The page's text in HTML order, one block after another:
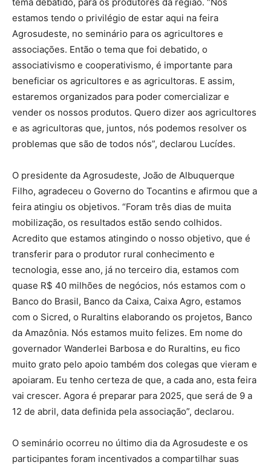
estamos tendo o privilégio de estar aqui na feira
Agrosudeste, no seminário para os agricultores e
associações. Então o tema que foi debatido, o
associativismo e cooperativismo, é importante para
beneficiar os agricultores e as agricultoras. E assim,
estaremos organizados para poder comercializar e
vender os nossos produtos. Quero dizer aos agricultores
e as agricultoras que, juntos, nós podemos resolver os
problemas que são de todos nós”, declarou Lucídes.
O presidente da Agrosudeste, João de Albuquerque
Filho, agradeceu o Governo do Tocantins e afirmou que a
feira atingiu os objetivos. “Foram três dias de muita
mobilização, os resultados estão sendo colhidos.
Acredito que estamos atingindo o nosso objetivo, que é
transferir para o produtor rural conhecimento e
tecnologia, esse ano, já no terceiro dia, estamos com
quase R$ 40 milhões de negócios, nós estamos com o
Banco do Brasil, Banco da Caixa, Caixa Agro, estamos
com o Sicred, o Ruraltins elaborando os projetos, Banco
da Amazônia. Nós estamos muito felizes. Em nome do
governador Wanderlei Barbosa e do Ruraltins, eu fico
muito grato pelo apoio também dos colegas que vieram e
apoiaram. Eu tenho certeza de que, a cada ano, esta feira
vai crescer. Agora é preparar para 2025, que será de 9 a
12 de abril, data definida pela associação”, declarou.
O seminário ocorreu no último dia da Agrosudeste e os
participantes foram incentivados a compartilhar suas